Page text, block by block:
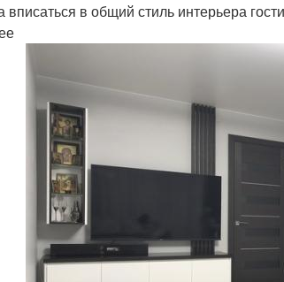
вписаться в общий стиль интерьера